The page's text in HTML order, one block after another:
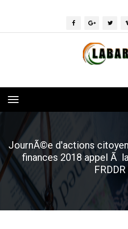
Toggle
navigation
JournÃ©e d'actions
finances 2018 appel Ã
FRDDR